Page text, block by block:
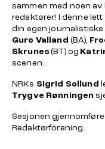
sammen med noen
redaktører! I denne
din egen
Guro Valland (BA),
Skrunes(BT) og
scenen.
NRKs Sigrid Sollund
Trygve Rønningen
Sesjonen
Redaktørforening.